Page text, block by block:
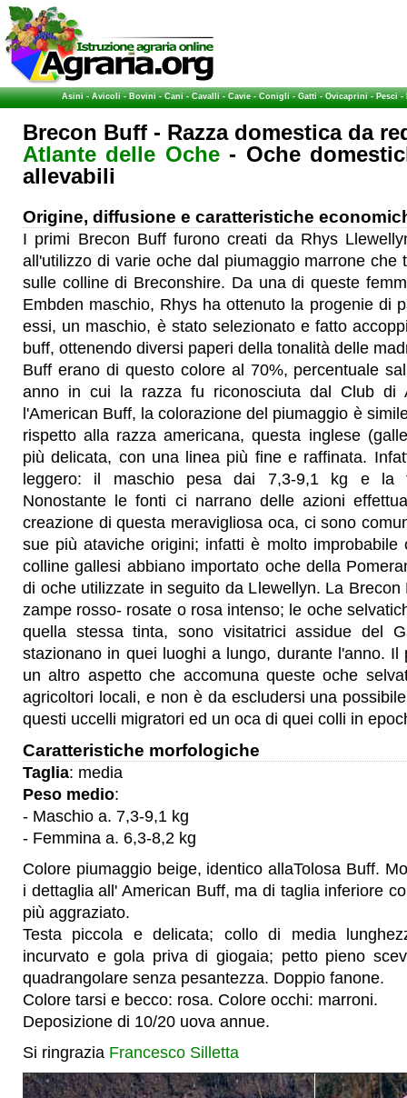
Asini-Avicoli-Bovini-Cani-Cavalli-Cavie-Conigli-Gatti-Ovicaprini-Pesci-
Brecon Buff - Razza domestica da
Atlante delle Oche- Oche
allevabili
Origine, diffusione e caratteristiche
I primi Brecon Buff furono creati da Rhys
all'utilizzo di varie oche dal piumaggio marrone che
sulle colline di Breconshire. Da una di queste
Embden maschio, Rhys ha ottenuto la progenie di
essi, un maschio, è stato selezionato e fatto
buff, ottenendo diversi paperi della tonalità delle
Buff erano di questo colore al 70%, percentuale
anno in cui la razza fu riconosciuta dal Club di
l'American Buff, la colorazione del piumaggio è
rispetto alla razza americana, questa inglese
più delicata, con una linea più fine e raffinata.
leggero: il maschio pesa dai 7,3-9,1 kg e la
Nonostante le fonti ci narrano delle azioni
creazione di questa meravigliosa oca, ci sono
sue più ataviche origini; infatti è molto improbabile
colline gallesi abbiano importato oche della
di oche utilizzate in seguito da Llewellyn. La
zampe rosso- rosate o rosa intenso; le oche
quella stessa tinta, sono visitatrici assidue del
stazionano in quei luoghi a lungo, durante l'anno. Il
un altro aspetto che accomuna queste oche
agricoltori locali, e non è da escludersi una
questi uccelli migratori ed un oca di quei colli in
Caratteristiche morfologiche
Taglia: media
Peso medio:
- Maschio a. 7,3-9,1 kg
- Femmina a. 6,3-8,2 kg
Colore piumaggio beige, identico allaTolosa Buff.
i dettaglia all' American Buff, ma di taglia inferiore
più aggraziato.
Testa piccola e delicata; collo di media
incurvato e gola priva di giogaia; petto pieno
quadrangolare senza pesantezza. Doppio fanone.
Colore tarsi e becco: rosa. Colore occhi: marroni.
Deposizione di 10/20 uova annue.
Si ringrazia Francesco Silletta